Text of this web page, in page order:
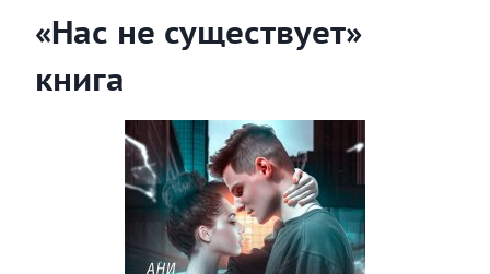
«Нас не существует»
книга